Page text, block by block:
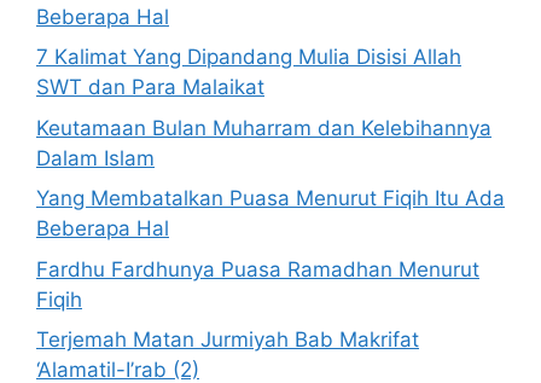
Beberapa Hal
7 Kalimat Yang Dipandang Mulia Disisi Allah
SWT dan Para Malaikat
Keutamaan Bulan Muharram dan Kelebihannya
Dalam Islam
Yang Membatalkan Puasa Menurut Fiqih Itu Ada
Beberapa Hal
Fardhu Fardhunya Puasa Ramadhan Menurut
Fiqih
Terjemah Matan Jurmiyah Bab Makrifat
‘Alamatil-I’rab (2)